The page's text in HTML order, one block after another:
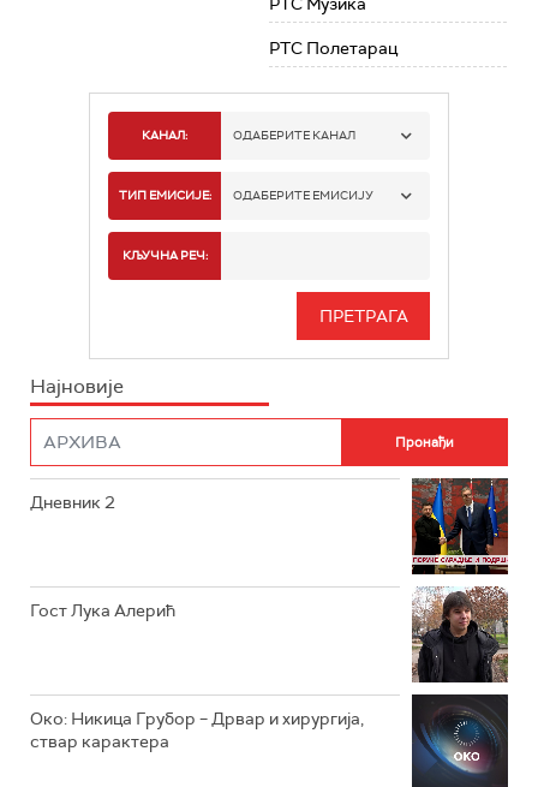
РТС Полетарац
КАНАЛ: ОДАБЕРИТЕ КАНАЛ
РТС 1
РТС 3
ТИП ЕМИСИЈЕ: ОДАБЕРИТЕ ЕМИСИЈУ
ИНФО
КЉУЧНА РЕЧ:
Најновије
Дневник 2
Гост Лука Алерић
Око: Никица Грубор – Дрвар и хирургија,
ствар карактера